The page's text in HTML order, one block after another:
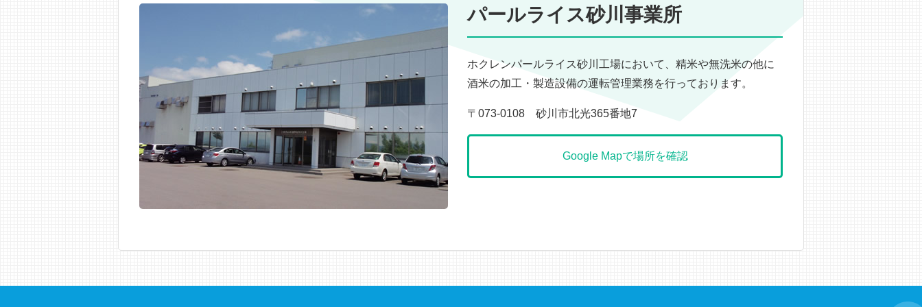
パールライス砂川事業所
ホクレンパールライス砂川工場において、精米や無洗米の他に
酒米の加工・製造設備の運転管理業務を行っております。
〒073-0108 砂川市北光365番地7
Google Mapで場所を確認